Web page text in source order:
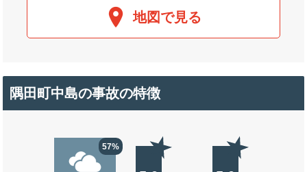
地図で見る
隅田町中島の事故の特徴
57%